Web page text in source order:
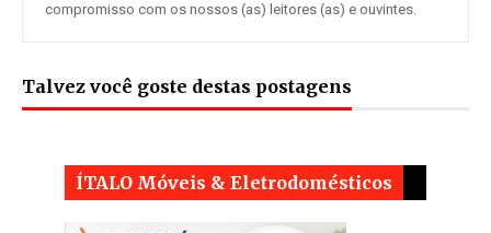
compromisso com os nossos (as) leitores (as) e ouvintes.
Talvez você goste destas postagens
ÍTALO Móveis & Eletrodomésticos